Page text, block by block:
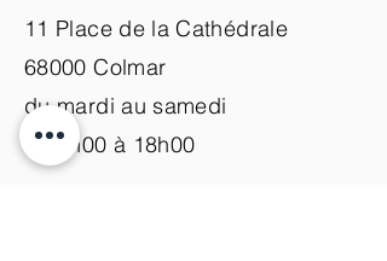
11 Place de la Cathédrale
68000 Colmar
du mardi au samedi
de 9h00 à 18h00